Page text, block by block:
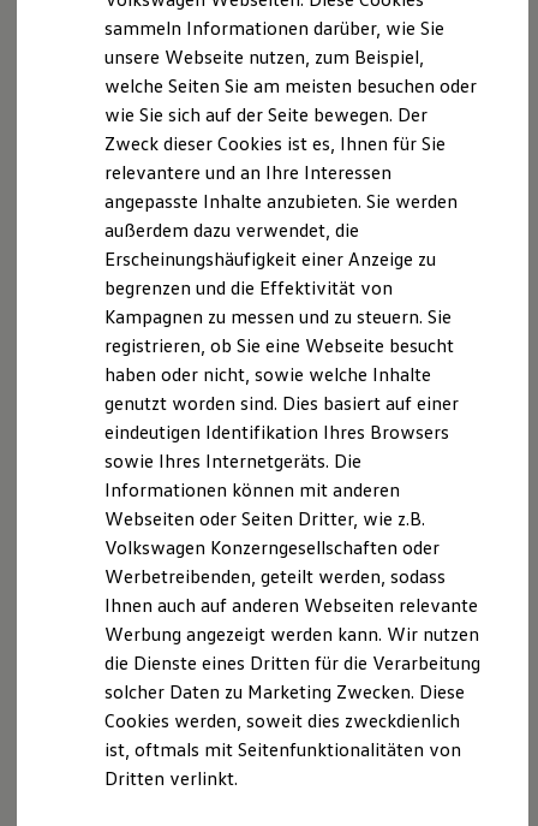
Sicherheit
Nachhaltigkeit
Technologie
Kosten und Kauf
Kaufoptionen
E-Auto-Förderung
Software und Konnektivität
Die ID. Software 6
ID. Software Versionen und Updates
Digitale Extras
Schnittstellen zu Ihrem ID.
Hybridautos
Marke und Erlebnis
Volkswagen R und R Experience
R-Modelle
R Experience
Driving Experience
Volkswagen entdecken
Werkbesichtigung
Lifestyle Shop
T-Roc Kollektion
Golf Kollektion
ID. Kollektion
Volkswagen Kollektion
R-Kollektion
GTI Kollektion
Fußball Drop
we drive football
#wedriveproud
Besitzer und Service
Software Updates
Service und Ersatzteile
Berufsrechtliche Regelungen:
• § 34 d Gewerbeordnung
• §§ 59-68 VVG
• VersVermV
Die berufsrechtlichen Regelungen können über
www.gesetze-im-internet.deeingesehen werden
Aufsichtsbehörde
IHK Offenbach am Main
Frankfurter Str. 90, 63067 Offenbach am Main
Redaktionell Verantwortlicher
Jan Zeiger
Hinweis gemäß § 36 Verbraucher
StreitbeilegungsgesetzDEr Verkäufer wird nicht an
einem Streitbeilegungsverfahren vor einer
Verbraucherschlichtungsstelle im Sinne des
Verbraucherschlichtungsgesetzes teilnehmen und ist
hierzu auch nicht verpflichtet.
Adresse des Datenschutzbeauftragten:
datenschutz@maxgruppe.de
Datenschutzerklärung
sammeln Informationen darüber, wie Sie
unsere Webseite nutzen, zum Beispiel,
welche Seiten Sie am meisten besuchen oder
wie Sie sich auf der Seite bewegen. Der
Zweck dieser Cookies ist es, Ihnen für Sie
relevantere und an Ihre Interessen
angepasste Inhalte anzubieten. Sie werden
außerdem dazu verwendet, die
Erscheinungshäufigkeit einer Anzeige zu
begrenzen und die Effektivität von
Kampagnen zu messen und zu steuern. Sie
registrieren, ob Sie eine Webseite besucht
haben oder nicht, sowie welche Inhalte
genutzt worden sind. Dies basiert auf einer
eindeutigen Identifikation Ihres Browsers
sowie Ihres Internetgeräts. Die
Informationen können mit anderen
Webseiten oder Seiten Dritter, wie z.B.
Volkswagen Konzerngesellschaften oder
Werbetreibenden, geteilt werden, sodass
Ihnen auch auf anderen Webseiten relevante
Werbung angezeigt werden kann. Wir nutzen
die Dienste eines Dritten für die Verarbeitung
solcher Daten zu Marketing Zwecken. Diese
Cookies werden, soweit dies zweckdienlich
ist, oftmals mit Seitenfunktionalitäten von
Dritten verlinkt.